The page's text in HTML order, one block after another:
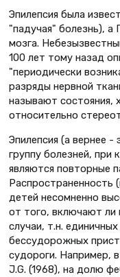
Эпилепсия была
"падучая" болезнь), а
мозга.
100 лет тому назад
"периодически
разряды нервной
называют состояния,
относительно
Эпилепсия (а вернее -
группу болезней, при
являются повторные
Распространенность
детей несомненно
от того, включают ли
случаи, т.н.
бессудорожных
судороги. Например,
J.G. (1968), на долю